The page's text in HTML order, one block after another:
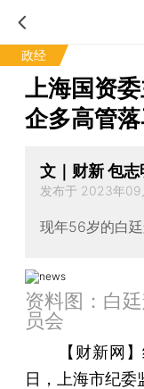
政经
上海国资
企多高管
文｜财新 包志
发布于 2023年09
现年56岁的白
资料图：白
员会
【财新网】
日，上海市纪委